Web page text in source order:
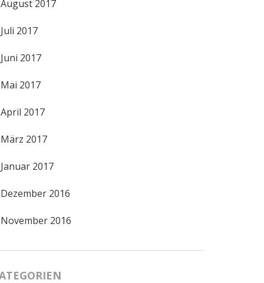
August 2017
Juli 2017
Juni 2017
Mai 2017
April 2017
März 2017
Januar 2017
Dezember 2016
November 2016